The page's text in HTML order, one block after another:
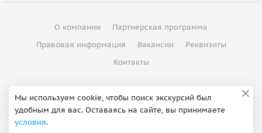
О компании
Партнерская программа
Правовая информация
Вакансии
Реквизиты
Контакты
© 2012 - 2026 ООО "Спутник"
Сделано в Петербурге
Мы используем cookie, чтобы поиск экскурсий был
удобным для вас. Оставаясь на сайте, вы принимаете
условия.